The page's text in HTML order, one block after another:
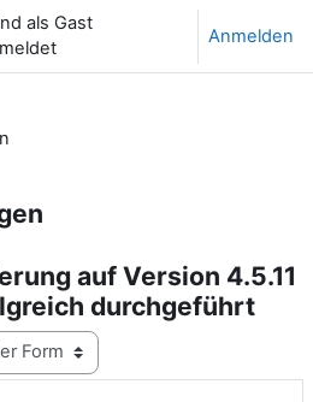
als Gast
Anmelden
auf Version 4.5.11
durchgeführt